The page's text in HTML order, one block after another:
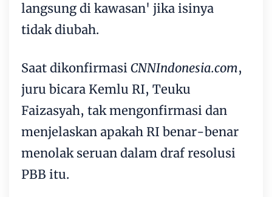
langsung di kawasan' jika isinya
tidak diubah.
Saat dikonfirmasi CNNIndonesia.com,
juru bicara Kemlu RI, Teuku
Faizasyah, tak mengonfirmasi dan
menjelaskan apakah RI benar-benar
menolak seruan dalam draf resolusi
PBB itu.